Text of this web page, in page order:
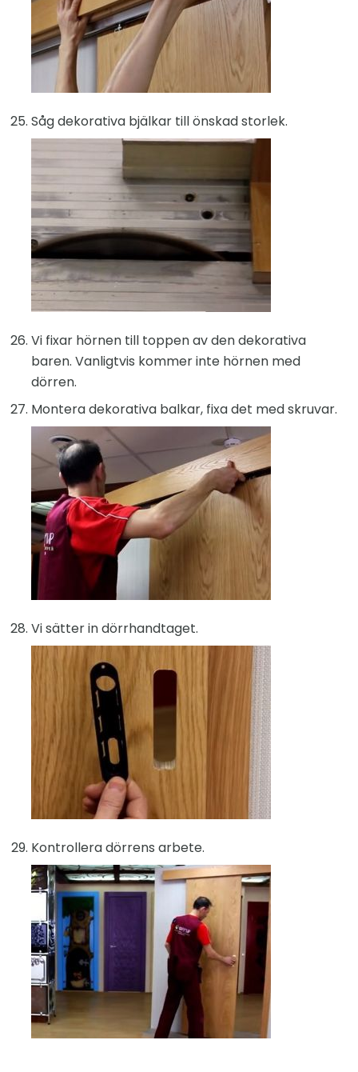
Såg dekorativa bjälkar till önskad storlek.
Vi fixar hörnen till toppen av den dekorativa
baren. Vanligtvis kommer inte hörnen med
dörren.
Montera dekorativa balkar, fixa det med skruvar.
Vi sätter in dörrhandtaget.
Kontrollera dörrens arbete.